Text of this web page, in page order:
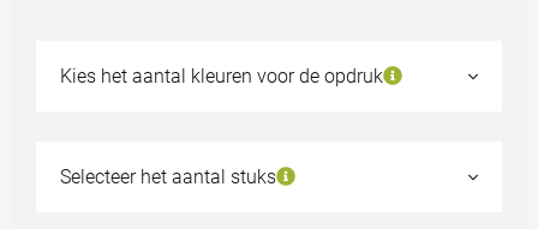
Kies het aantal kleuren voor de opdruk
1 kleur
Selecteer het aantal stuks